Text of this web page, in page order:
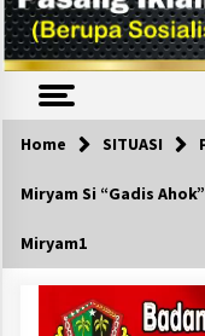
Home SITUASI
Miryam Si “Gadis
Miryam1